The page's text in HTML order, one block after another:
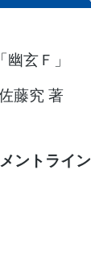
「幽玄Ｆ」
藤究 著
ントライン